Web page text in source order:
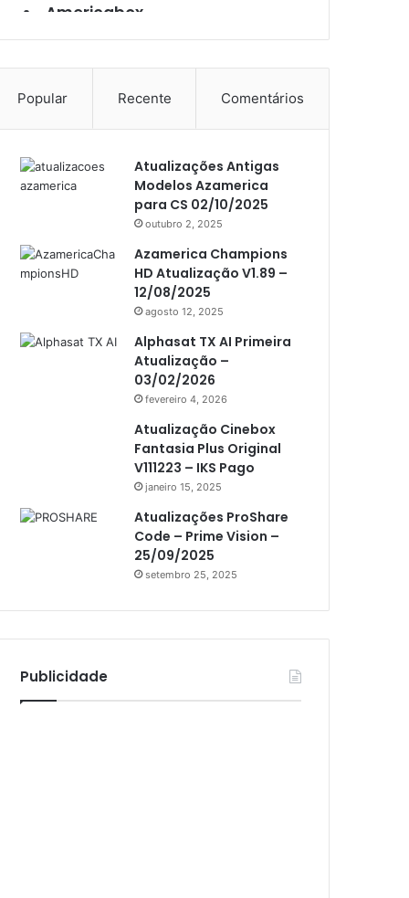
Americabox
Americabox S101
Americabox S105 Plus
Americabox S205 Plus
Americabox S305 Plus
Atacado Games
Athomics Eon
Athomics i3
Athomics i3 Bold
Athomics Inspire Qi
Athomics inspire Qi Compact
Athomics Inspire Qi Lite
Athomics S3
Athomics T3
ATV
Popular Recente Comentários
Atualizações Antigas
Modelos Azamerica
para CS 02/10/2025
outubro 2, 2025
Azamerica Champions
HD Atualização V1.89 –
12/08/2025
agosto 12, 2025
Alphasat TX AI Primeira
Atualização –
03/02/2026
fevereiro 4, 2026
Atualização Cinebox
Fantasia Plus Original
V111223 – IKS Pago
janeiro 15, 2025
Atualizações ProShare
Code – Prime Vision –
25/09/2025
setembro 25, 2025
Publicidade